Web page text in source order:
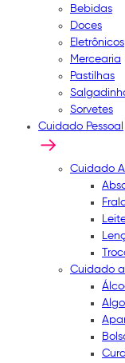
Bebidas
Doces
Eletrônicos
Mercearia
Pastilhas
Sorvetes
Cuidado Pessoal
Cuidado
Cuidado